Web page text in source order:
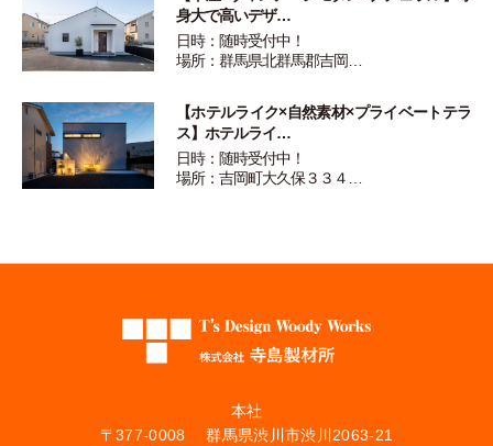
身大で高いデザ…
日時：随時受付中！
場所：群馬県北群馬郡吉岡…
【ホテルライク×自然素材×プライベートテラ
ス】ホテルライ…
日時：随時受付中！
場所：吉岡町大久保３３４…
本社
〒377-0008 群馬県渋川市渋川2063-21